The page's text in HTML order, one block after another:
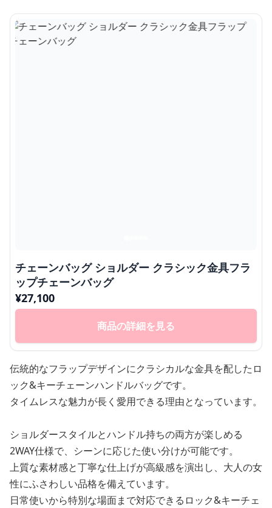
チェーンバッグ ショルダー クラシック金具フラ
ップチェーンバッグ
¥27,100
商品の詳細を見る
伝統的なフラップデザインにクラシカルな金具を配したロ
ック&キーチェーンハンドルバッグです。
タイムレスな魅力が長く愛用できる理由となっています。
ショルダースタイルとハンドル持ちの両方が楽しめる
2WAY仕様で、シーンに応じた使い分けが可能です。
上質な素材感と丁寧な仕上げが高級感を演出し、大人の女
性にふさわしい品格を備えています。
日常使いから特別な場面まで対応できるロック&キーチェ